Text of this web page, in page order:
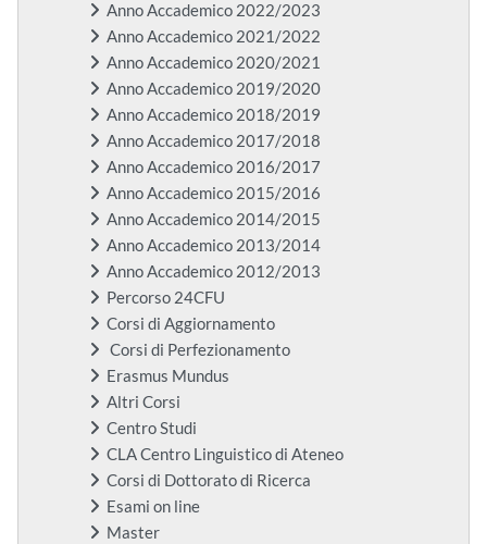
Anno Accademico 2022/2023
Anno Accademico 2021/2022
Anno Accademico 2020/2021
Anno Accademico 2019/2020
Anno Accademico 2018/2019
Anno Accademico 2017/2018
Anno Accademico 2016/2017
Anno Accademico 2015/2016
Anno Accademico 2014/2015
Anno Accademico 2013/2014
Anno Accademico 2012/2013
Percorso 24CFU
Corsi di Aggiornamento
Corsi di Perfezionamento
Erasmus Mundus
Altri Corsi
Centro Studi
CLA Centro Linguistico di Ateneo
Corsi di Dottorato di Ricerca
Esami on line
Master